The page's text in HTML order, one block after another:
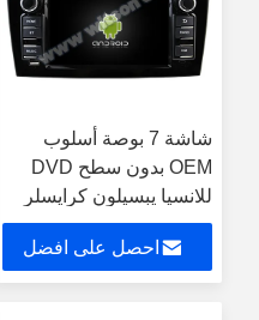
شاشة 7 بوصة أسلوب
OEM بدون سطح DVD
للانسيا يبسيلون كرايسلر
يبسيلون 2011-2020
سيارات الوسائط المتعددة
ستيريو جي بي إس
احصل على افضل